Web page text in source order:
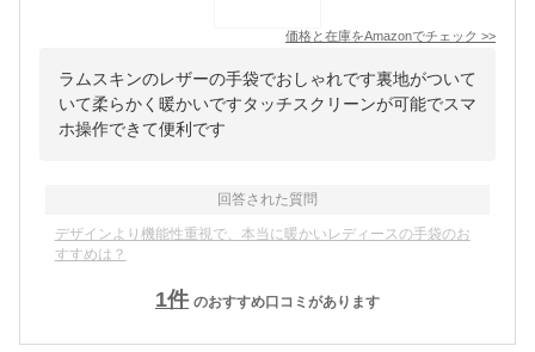
価格と在庫をAmazonでチェック >>
ラムスキンのレザーの手袋でおしゃれです裏地がついて
いて柔らかく暖かいですタッチスクリーンが可能でスマ
ホ操作できて便利です
回答された質問
デザインより機能性重視で、本当に暖かいレディースの手袋のお
すすめは？
1件 のおすすめ口コミがあります